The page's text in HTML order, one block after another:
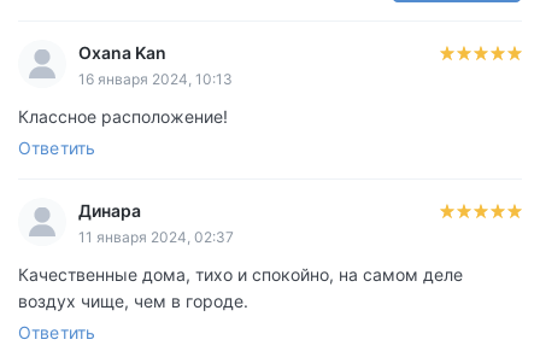
Oxana Kan
16 января 2024, 10:13
Классное расположение!
Ответить
Динара
11 января 2024, 02:37
Качественные дома, тихо и спокойно, на самом деле
воздух чище, чем в городе.
Ответить